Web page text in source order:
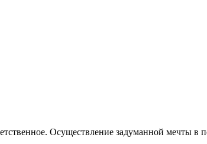
Осуществление задуманной мечты в